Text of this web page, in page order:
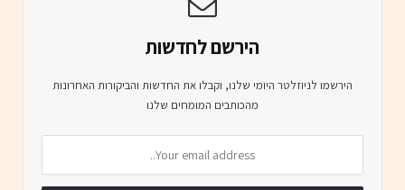
הירשם לחדשות
הירשמו לניוזלטר היומי שלנו, וקבלו את החדשות והביקורות האחרונות
מהכותבים המומחים שלנו